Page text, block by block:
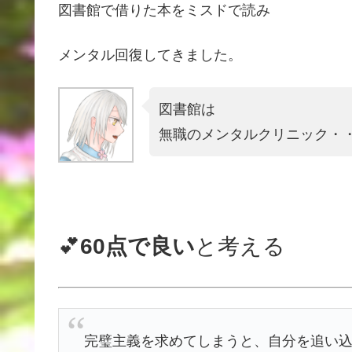
図書館で借りた本をミスドで読み
メンタル回復してきました。
図書館は
無職のメンタルクリニック・
💕60点で良いと考える
完璧主義を求めてしまうと、自分を追い